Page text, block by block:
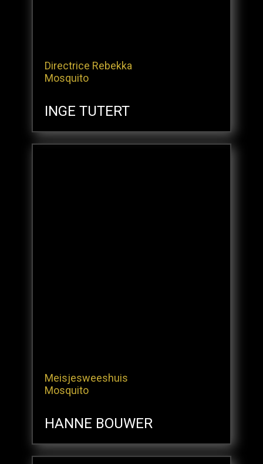
Directrice Rebekka
Mosquito
INGE TUTERT
Meisjesweeshuis
Mosquito
HANNE BOUWER